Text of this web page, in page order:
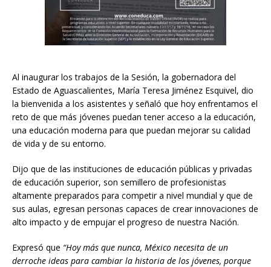
Al inaugurar los trabajos de la Sesión, la gobernadora del
Estado de Aguascalientes, María Teresa Jiménez Esquivel, dio
la bienvenida a los asistentes y señaló que hoy enfrentamos el
reto de que más jóvenes puedan tener acceso a la educación,
una educación moderna para que puedan mejorar su calidad
de vida y de su entorno.
Dijo que de las instituciones de educación públicas y privadas
de educación superior, son semillero de profesionistas
altamente preparados para competir a nivel mundial y que de
sus aulas, egresan personas capaces de crear innovaciones de
alto impacto y de empujar el progreso de nuestra Nación.
Expresó que “Hoy más que nunca, México necesita de un
derroche ideas para cambiar la historia de los jóvenes, porque